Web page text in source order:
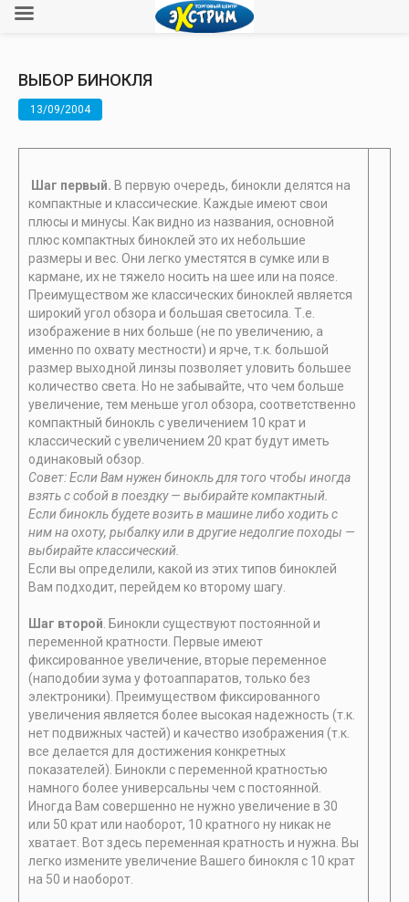
ВЫБОР БИНОКЛЯ
13/09/2004
Шаг первый. В первую очередь, бинокли делятся на
компактные и классические. Каждые имеют свои
плюсы и минусы. Как видно из названия, основной
плюс компактных биноклей это их небольшие
размеры и вес. Они легко уместятся в сумке или в
кармане, их не тяжело носить на шее или на поясе.
Преимуществом же классических биноклей является
широкий угол обзора и большая светосила. Т.е.
изображение в них больше (не по увеличению, а
именно по охвату местности) и ярче, т.к. большой
размер выходной линзы позволяет уловить большее
количество света. Но не забывайте, что чем больше
увеличение, тем меньше угол обзора, соответственно
компактный бинокль с увеличением 10 крат и
классический с увеличением 20 крат будут иметь
одинаковый обзор.
Совет: Если Вам нужен бинокль для того чтобы иногда
взять с собой в поездку — выбирайте компактный.
Если бинокль будете возить в машине либо ходить с
ним на охоту, рыбалку или в другие недолгие походы —
выбирайте классический.
Если вы определили, какой из этих типов биноклей
Вам подходит, перейдем ко второму шагу.
Шаг второй . Бинокли существуют постоянной и
переменной кратности. Первые имеют
фиксированное увеличение, вторые переменное
(наподобии зума у фотоаппаратов, только без
электроники). Преимуществом фиксированного
увеличения является более высокая надежность (т.к.
нет подвижных частей) и качество изображения (т.к.
все делается для достижения конкретных
показателей). Бинокли с переменной кратностью
намного более универсальны чем с постоянной.
Иногда Вам совершенно не нужно увеличение в 30
или 50 крат или наоборот, 10 кратного ну никак не
хватает. Вот здесь переменная кратность и нужна. Вы
легко измените увеличение Вашего бинокля с 10 крат
на 50 и наоборот.